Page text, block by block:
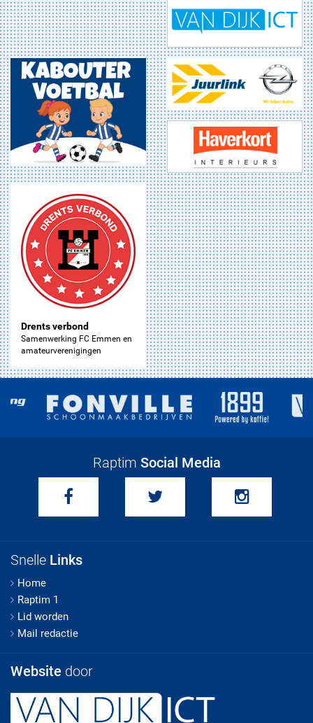
Drents verbond
Samenwerking FC Emmen en
amateurverenigingen
Raptim Social Media
Snelle Links
Home
Raptim 1
Lid worden
Mail redactie
Website door